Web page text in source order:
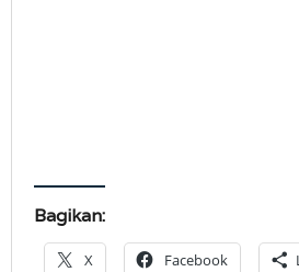
Bagikan:
X Facebook